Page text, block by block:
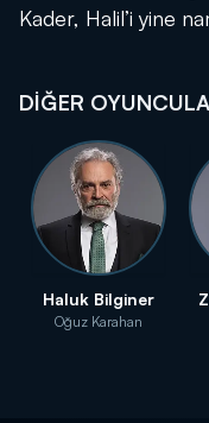
Kader, Halil’i yine
DİĞER
Haluk Bilginer
Oğuz Karahan